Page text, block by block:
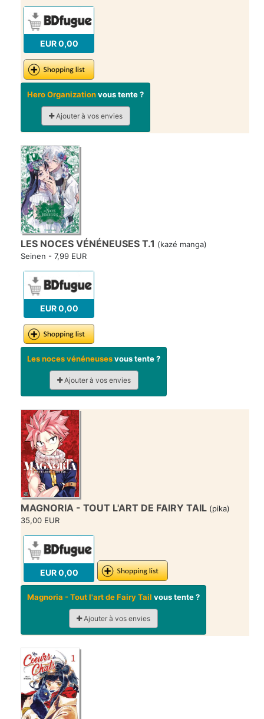
EUR 0,00
Hero Organizationvous tente ?
Ajouter à vos envies
LES NOCES VÉNÉNEUSES T.1 (kazé manga)
Seinen - 7,99 EUR
EUR 0,00
Les noces vénéneusesvous tente ?
Ajouter à vos envies
MAGNORIA - TOUT L'ART DE FAIRY TAIL (pika)
35,00 EUR
EUR 0,00
Magnoria - Tout l'art de Fairy Tail vous tente ?
Ajouter à vos envies